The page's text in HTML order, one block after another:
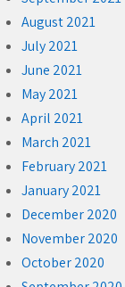
August 2021
July 2021
June 2021
May 2021
April 2021
March 2021
February 2021
January 2021
December 2020
November 2020
October 2020